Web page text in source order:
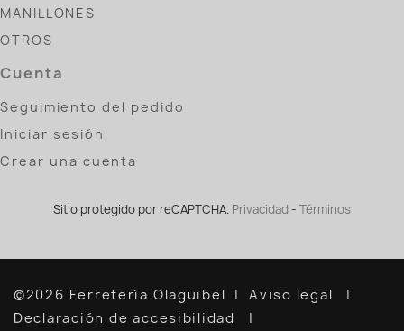
MANILLONES
OTROS
Cuenta
Seguimiento del pedido
Iniciar sesión
Crear una cuenta
Sitio protegido por reCAPTCHA. Privacidad - Términos
©2026 Ferretería Olaguibel
Aviso legal
Declaración de accesibilidad